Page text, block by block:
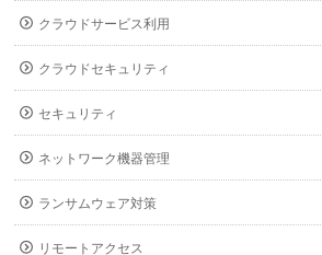
クラウドサービス利用
クラウドセキュリティ
セキュリティ
ネットワーク機器管理
ランサムウェア対策
リモートアクセス